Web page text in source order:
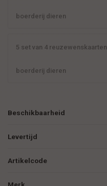
boerderij dieren
5 set van 4 reuzewenskaarten
boerderij dieren
Beschikbaarheid
Levertijd
Artikelcode